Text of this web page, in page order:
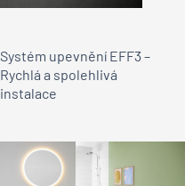
Systém upevnění EFF3 –
Rychlá a spolehlivá
instalace